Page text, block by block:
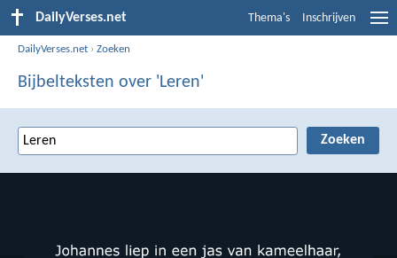
DailyVerses.net Thema's Inschrijven
DailyVerses.net ›Zoeken
Bijbelteksten over 'Leren'